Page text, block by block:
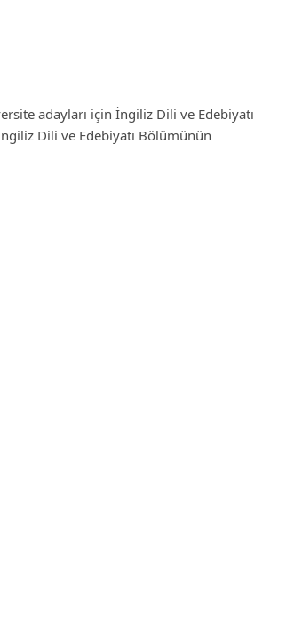
adayları için İngiliz Dili ve Edebiyatı
Dili ve Edebiyatı Bölümünün